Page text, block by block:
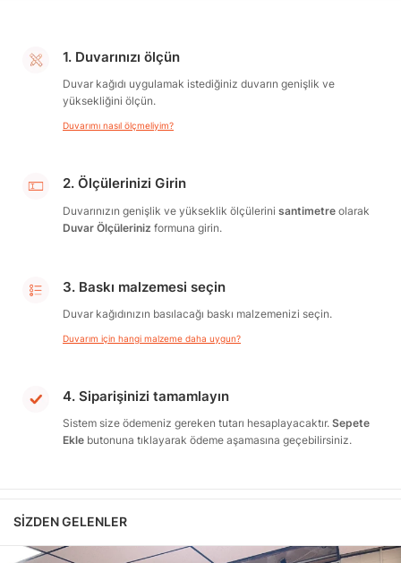
1. Duvarınızı ölçün
Duvar kağıdı uygulamak istediğiniz duvarın genişlik ve
yüksekliğini ölçün.
Duvarımı nasıl ölçmeliyim?
2. Ölçülerinizi Girin
Duvarınızın genişlik ve yükseklik ölçülerini santimetre olarak
Duvar Ölçüleriniz formuna girin.
3. Baskı malzemesi seçin
Duvar kağıdınızın basılacağı baskı malzemenizi seçin.
Duvarım için hangi malzeme daha uygun?
4. Siparişinizi tamamlayın
Sistem size ödemeniz gereken tutarı hesaplayacaktır. Sepete
Ekle butonuna tıklayarak ödeme aşamasına geçebilirsiniz.
SIZDEN GELENLER